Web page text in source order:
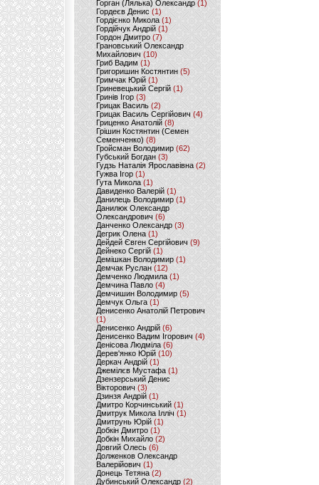
Горган (Лялька) Олександр(1)
Гордеєв Денис (1)
Гордієнко Микола (1)
Гордійчук Андрій (1)
Гордон Дмитро (7)
Грановський Олександр
Михайлович (10)
Гриб Вадим (1)
Григоришин Костянтин (5)
Гримчак Юрій(1)
Гриневецький Сергій(1)
Гринів Ігор (3)
Грицак Василь (2)
Грицак Василь Сергійович (4)
Гриценко Анатолій (8)
Грішин Костянтин (Семен
Семенченко)(8)
Гройсман Володимир(62)
Губський Богдан (3)
Гудзь Наталія Ярославівна(2)
Гужва Ігор (1)
Гута Микола (1)
Давиденко Валерій (1)
Данилець Володимир(1)
Данилюк Олександр
Олександрович (6)
Данченко Олександр (3)
Дегрик Олена(1)
Дейдей Євген Сергійович(9)
Дейнеко Сергій (1)
Демішкан Володимир(1)
Демчак Руслан (12)
Демченко Людмила (1)
Демчина Павло (4)
Демчишин Володимир (5)
Демчук Ольга(1)
Денисенко Анатолій Петрович
(1)
Денисенко Андрій (6)
Денисенко Вадим Ігорович (4)
Денісова Людміла(6)
Дерев'янко Юрій(10)
Деркач Андрій(1)
Джемілєв Мустафа (1)
Дзензерський Денис
Вікторович (3)
Дзинзя Андрій (1)
Дмитро Корчинський (1)
Дмитрук Микола Ілліч (1)
Дмитрунь Юрій (1)
Добкін Дмитро(1)
Добкін Михайло (2)
Довгий Олесь (6)
Долженков Олександр
Валерійович (1)
Донець Тетяна (2)
Дубинський Олександр(2)